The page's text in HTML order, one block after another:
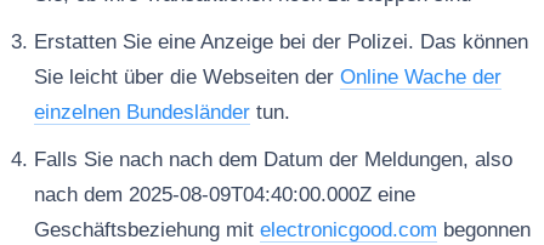
Erstatten Sie eine Anzeige bei der Polizei. Das können
Sie leicht über die Webseiten der Online Wache der
einzelnen Bundesländertun.
Falls Sie nach nach dem Datum der Meldungen, also
nach dem 2025-08-09T04:40:00.000Z eine
Geschäftsbeziehung mit electronicgood.com begonnen